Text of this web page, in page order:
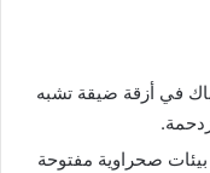
في أزقة ضيقة تشبه
صحراوية مفتوحة